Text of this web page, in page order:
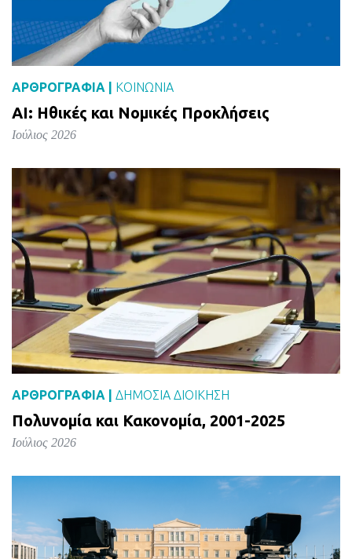
ΑΡΘΡΟΓΡΑΦΙΑ | ΚΟΙΝΩΝΙΑ
AI: Ηθικές και Νομικές Προκλήσεις
Ιούλιος 2026
ΑΡΘΡΟΓΡΑΦΙΑ | ΔΗΜΌΣΙΑ ΔΙΟΊΚΗΣΗ
Πολυνομία και Κακονομία, 2001-2025
Ιούλιος 2026